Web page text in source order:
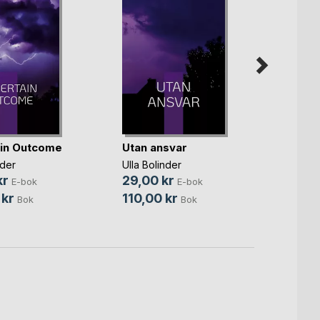
Outcome
E-bok
Bok
Utan ansvar
Ulla Bolinder
29,00 kr E-bok
110,00 kr Bok